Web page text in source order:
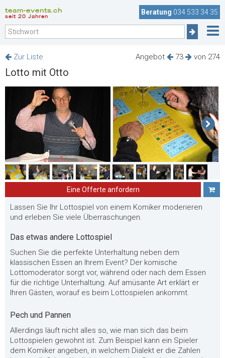
team-events.ch
seit 20 Jahren
Beratung 034 533 34 35
Angebot 73 von 274
Zur Liste
Lotto mit Otto
Eine Offerte anfordern
Lassen Sie Ihr Lottospiel von einem Komiker moderieren
und erleben Sie viele Überraschungen.
Das etwas andere Lottospiel
Suchen Sie die perfekte Unterhaltung neben dem
klassischen Essen an Ihrem Event? Der komische
Lottomoderator sorgt vor, während oder nach dem Essen
für die richtige Unterhaltung. Auf amüsante Art erklärt er
Ihren Gästen, worauf es beim Lottospielen ankommt.
Pech und Pannen
Allerdings läuft nicht alles so, wie man sich das beim
Lottospielen gewohnt ist. Zum Beispiel kann ein Spieler
dem Komiker angeben, in welchem Dialekt er die Zahlen